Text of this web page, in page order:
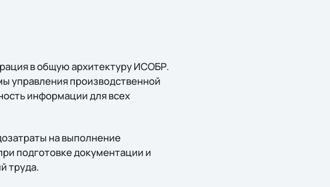
в общую архитектуру ИСОБР.
управления производственной
информации для всех
на выполнение
подготовке документации и
труда.